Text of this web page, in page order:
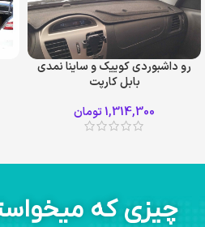
طوسی مشکی
رو داشبوردي کوييک و ساینا نمدي
بابل کارپت
1,314,300تومان
چیزی که